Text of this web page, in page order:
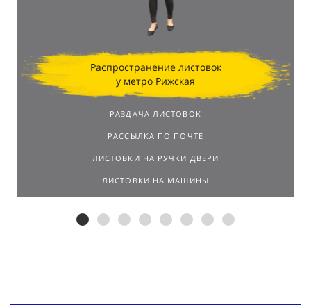
Распространение листовок
у метро Рижская
РАЗДАЧА ЛИСТОВОК
РАССЫЛКА ПО ПОЧТЕ
ЛИСТОВКИ НА РУЧКИ ДВЕРИ
ЛИСТОВКИ НА МАШИНЫ